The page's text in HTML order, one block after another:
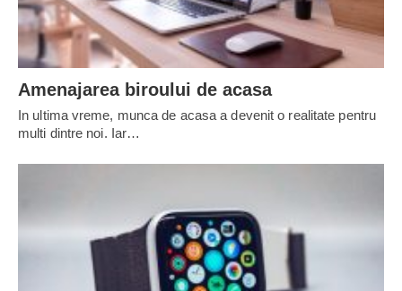
Amenajarea biroului de acasa
In ultima vreme, munca de acasa a devenit o realitate pentru
multi dintre noi. Iar…